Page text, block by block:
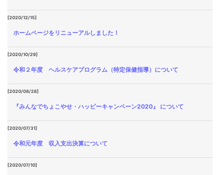
[2020/12/15]
ホームページをリニューアルしました！
[2020/10/29]
令和２年度 ヘルスケアプログラム（特定保健指導）について
[2020/08/28]
『みんなでちょこやせ・ハッピーキャンペーン2020』 について
[2020/07/31]
令和元年度 収入支出決算について
[2020/07/10]